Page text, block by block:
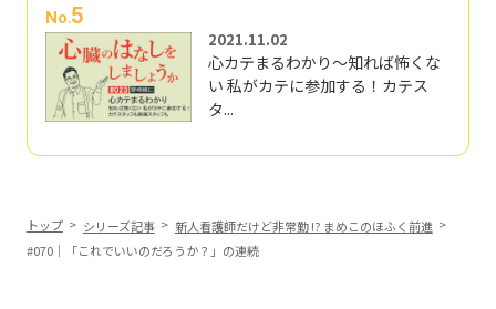
No.5
2021.11.02
心カテまるわかり～知れば怖くな
い 私がカテに参加する！カテス
タ...
トップ シリーズ記事
新人看護師だけど非常勤 !? まめこのほふく前進
#070｜「これでいいのだろうか？」の連続